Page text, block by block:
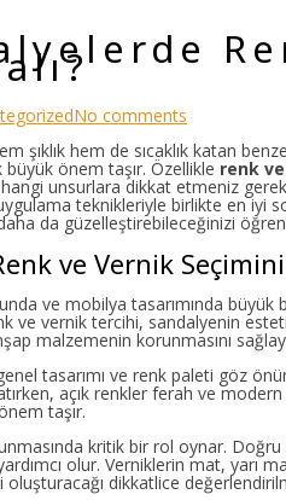
No comments
şıklık hem de sıcaklık katan
önem taşır. Özellikle renk
unsurlara dikkat etmeniz
teknikleriyle birlikte en iyi
da güzelleştirebileceğinizi
ve Vernik
ve mobilya tasarımında büyük
ve vernik tercihi, sandalyenin
malzemenin korunmasını
tasarımı ve renk paleti göz
açık renkler ferah ve
taşır.
kritik bir rol oynar. Doğru
olur. Verniklerin mat,
dikkatlice